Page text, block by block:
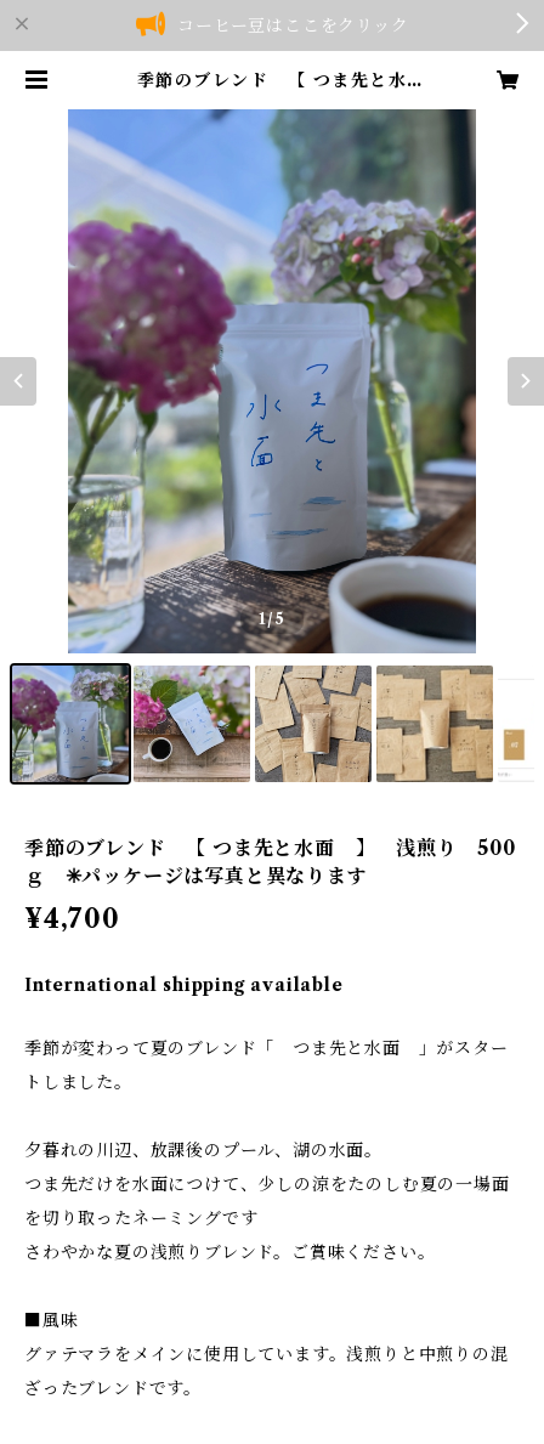
コーヒー豆はここをクリック
季節のブレンド 【 つま先と水
ージは写真と異なります | 08COF
FEE
1/5
季節のブレンド 【 つま先と水面 】 浅煎り 500
ｇ ✳︎パッケージは写真と異なります
¥4,700
International shipping available
季節が変わって夏のブレンド「 つま先と水面 」がスター
トしました。
夕暮れの川辺、放課後のプール、湖の水面。
つま先だけを水面につけて、少しの涼をたのしむ夏の一場面
を切り取ったネーミングです
さわやかな夏の浅煎りブレンド。ご賞味ください。
■風味
グァテマラをメインに使用しています。浅煎りと中煎りの混
ざったブレンドです。